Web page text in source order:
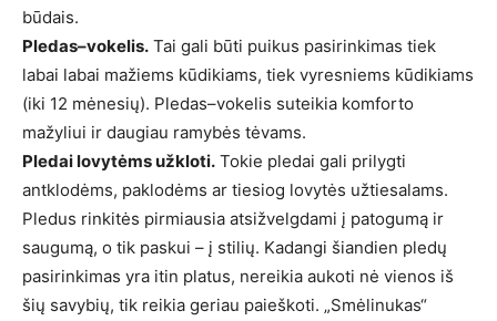
būdais.
Pledas–vokelis. Tai gali būti puikus pasirinkimas tiek
labai labai mažiems kūdikiams, tiek vyresniems kūdikiams
(iki 12 mėnesių). Pledas–vokelis suteikia komforto
mažyliui ir daugiau ramybės tėvams.
Pledai lovytėms užkloti. Tokie pledai gali prilygti
antklodėms, paklodėms ar tiesiog lovytės užtiesalams.
Pledus rinkitės pirmiausia atsižvelgdami į patogumą ir
saugumą, o tik paskui – į stilių. Kadangi šiandien pledų
pasirinkimas yra itin platus, nereikia aukoti nė vienos iš
šių savybių, tik reikia geriau paieškoti. „Smėlinukas“